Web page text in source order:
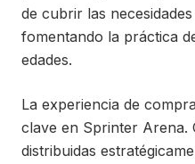
de cubrir las
fomentando la práctica
edades.
La experiencia de
clave en Sprinter Arena.
distribuidas